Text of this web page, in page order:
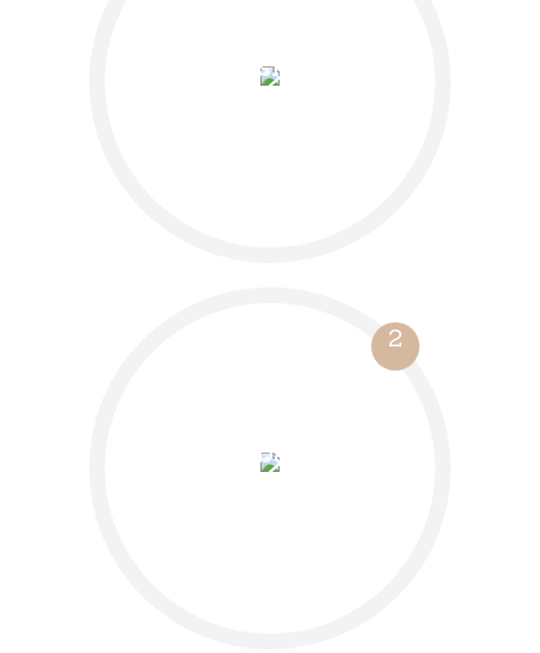
Vision
entwickeln
2
Machbarkeit
prüfen